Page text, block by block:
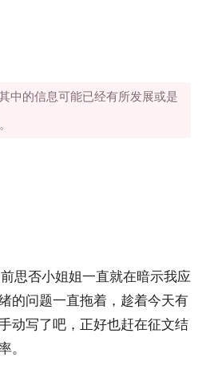
中的信息可能已经有所发展或是
思否小姐姐一直就在暗示我应
的问题一直拖着，趁着今天有
动写了吧，正好也赶在征文结
。